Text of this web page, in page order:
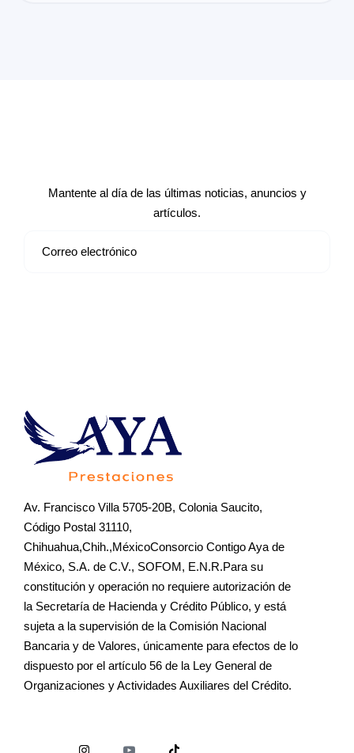
Mantente al día de las últimas noticias, anuncios y
artículos.
Av. Francisco Villa 5705-20B, Colonia Saucito,
Código Postal 31110,
Chihuahua,Chih.,MéxicoConsorcio Contigo Aya de
México, S.A. de C.V., SOFOM, E.N.R.Para su
constitución y operación no requiere autorización de
la Secretaría de Hacienda y Crédito Público, y está
sujeta a la supervisión de la Comisión Nacional
Bancaria y de Valores, únicamente para efectos de lo
dispuesto por el artículo 56 de la Ley General de
Organizaciones y Actividades Auxiliares del Crédito.